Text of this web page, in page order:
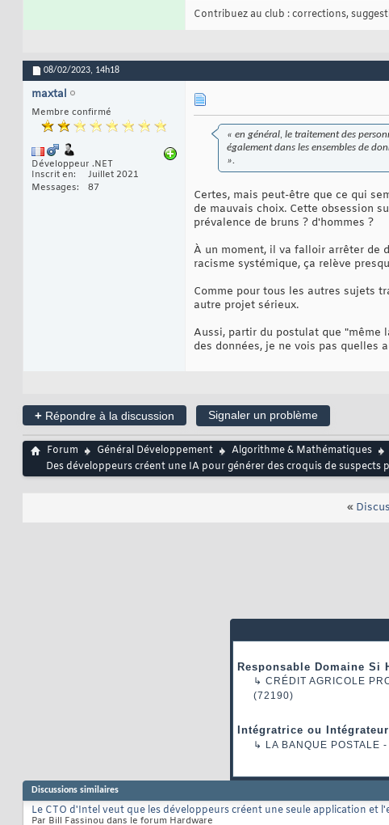
Contribuez au club : corrections,
08/02/2023, 14h18
maxtal
Membre confirmé
Développeur .NET
Inscrit en
Juillet 2021
Messages
87
« en général, le traitement des
également dans les ensembles de
».
Certes, mais peut-être que ce qui
de mauvais choix. Cette obsession
prévalence de bruns ? d'hommes ?
À un moment, il va falloir arrêter de
racisme systémique, ça relève
Comme pour tous les autres sujets
autre projet sérieux.
Aussi, partir du postulat que "même
des données, je ne vois pas quelles
+ Répondre à la discussion Signaler un problème
Forum Général Développement Algorithme & Mathématiques
Des développeurs créent une IA pour générer des croquis de suspects
«
Responsable Domaine Si
↳ CRÉDIT AGRICOLE
(72190)
Intégratrice ou
↳ LA BANQUE POSTALE -
Discussions similaires
Le CTO d'Intel veut que les développeurs créent une seule application et
Par Bill Fassinou dans le forum Hardware